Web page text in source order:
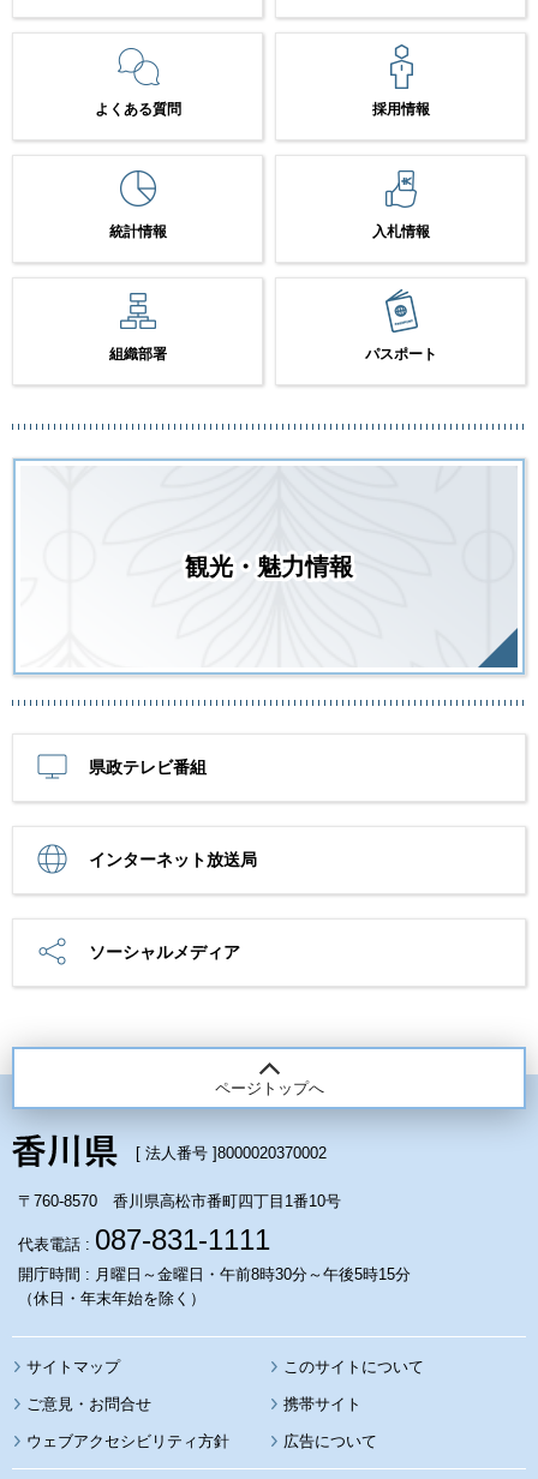
よくある質問 採用情報
統計情報 入札情報
組織部署 パスポート
観光・魅力情報
県政テレビ番組
インターネット放送局
ソーシャルメディア
ページトップへ
[ 法人番号 ]8000020370002
〒760-8570 香川県高松市番町四丁目1番10号
代表電話 : 087-831-1111
開庁時間 : 月曜日～金曜日・午前8時30分～午後5時15分
（休日・年末年始を除く）
サイトマップ このサイトについて
携帯サイト
ウェブアクセシビリティ方針 広告について